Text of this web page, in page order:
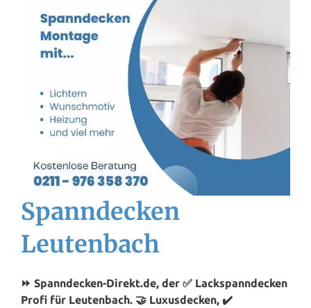
Spanndecken
Leutenbach
⏩ Spanndecken-Direkt.de, der ✅ Lackspanndecken
Profi für Leutenbach. 🤝 Luxusdecken, ✔️